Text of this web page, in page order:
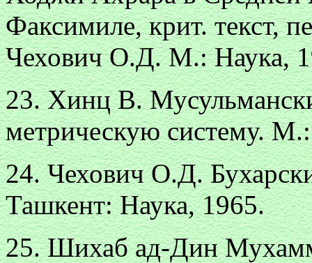
Факсимиле, крит. текст,
Чехович О.Д. М.: Наука,
23. Хинц В.
метрическую систему.
24. Чехович О.Д.
Ташкент: Наука, 1965.
25. Шихаб ад-Дин